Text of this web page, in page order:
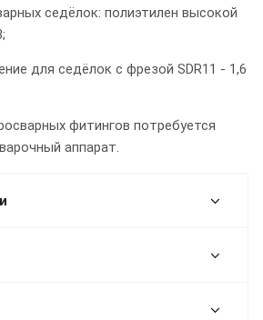
седёлок: полиэтилен высокой
для седёлок с фрезой SDR11 - 1,6
фитингов потребуется
аппарат.